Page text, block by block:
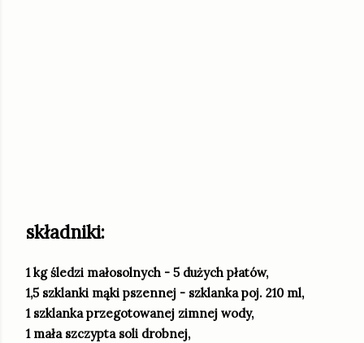
składniki:
1 kg śledzi małosolnych - 5 dużych płatów,
1,5 szklanki mąki pszennej - szklanka poj. 210 ml,
1 szklanka przegotowanej zimnej wody,
1 mała szczypta soli drobnej,